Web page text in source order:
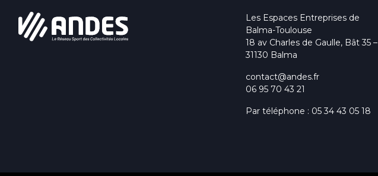
Les Espaces Entreprises de
Balma-Toulouse
18 av Charles de Gaulle, Bât 35 –
31130 Balma
contact@andes.fr
06 95 70 43 21
Par téléphone : 05 34 43 05 18